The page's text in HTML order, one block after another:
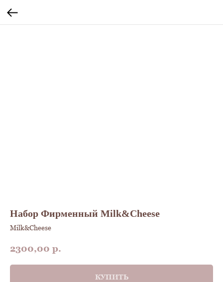
Набор Фирменный Milk&Cheese
Milk&Cheese
2300,00 р.
КУПИТЬ